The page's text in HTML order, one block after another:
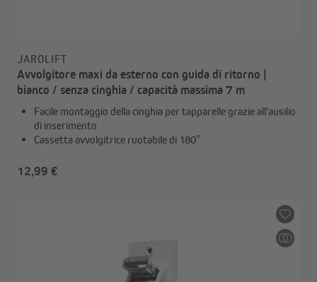
JAROLIFT
Avvolgitore maxi da esterno con guida di ritorno |
bianco / senza cinghia / capacità massima 7 m
Facile montaggio della cinghia per tapparelle grazie all'ausilio
di inserimento
Cassetta avvolgitrice ruotabile di 180°
12,99 €